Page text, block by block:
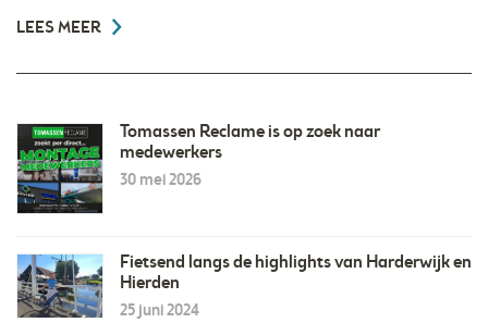
LEES MEER
Tomassen Reclame is op zoek naar
medewerkers
30 mei 2026
Fietsend langs de highlights van Harderwijk en
Hierden
25 juni 2024